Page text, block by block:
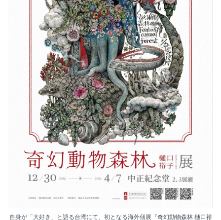
自身が「大好き」と語る台湾にて、初となる海外個展『奇幻動物森林 樋口裕